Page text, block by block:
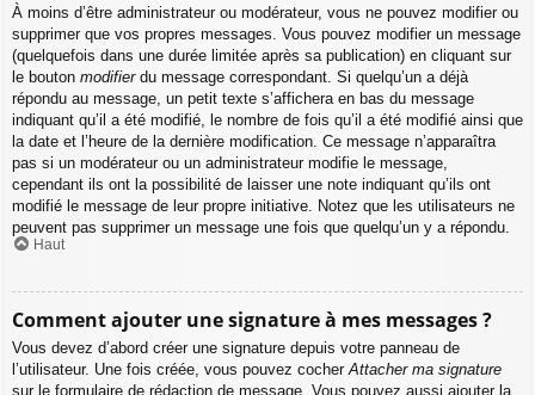
À moins d’être administrateur ou modérateur, vous ne pouvez modifier ou
supprimer que vos propres messages. Vous pouvez modifier un message
(quelquefois dans une durée limitée après sa publication) en cliquant sur
le bouton modifierdu message correspondant. Si quelqu’un a déjà
répondu au message, un petit texte s’affichera en bas du message
indiquant qu’il a été modifié, le nombre de fois qu’il a été modifié ainsi que
la date et l’heure de la dernière modification. Ce message n’apparaîtra
pas si un modérateur ou un administrateur modifie le message,
cependant ils ont la possibilité de laisser une note indiquant qu’ils ont
modifié le message de leur propre initiative. Notez que les utilisateurs ne
peuvent pas supprimer un message une fois que quelqu’un y a répondu.
Haut
Comment ajouter une signature à mes messages ?
Vous devez d’abord créer une signature depuis votre panneau de
l’utilisateur. Une fois créée, vous pouvez cocher Attacher ma signature
sur le formulaire de rédaction de message. Vous pouvez aussi ajouter la